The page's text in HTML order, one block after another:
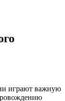
играют важную